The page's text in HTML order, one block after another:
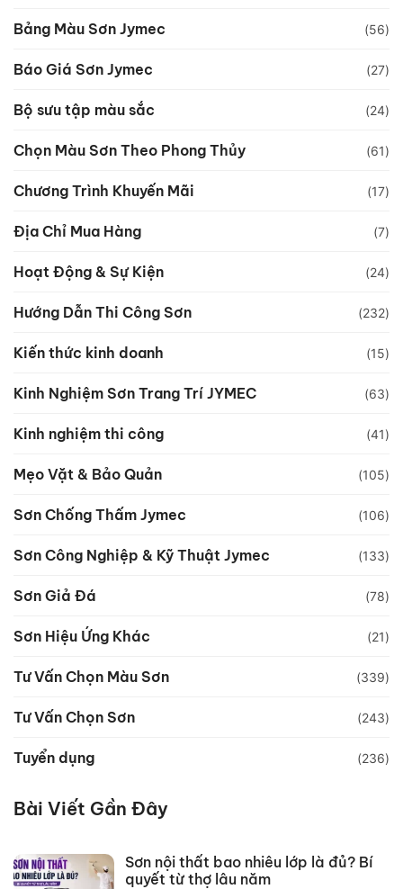
Bảng Màu Sơn Jymec (56)
Báo Giá Sơn Jymec (27)
Bộ sưu tập màu sắc (24)
Chọn Màu Sơn Theo Phong Thủy (61)
Chương Trình Khuyến Mãi (17)
Địa Chỉ Mua Hàng (7)
Hoạt Động & Sự Kiện (24)
Hướng Dẫn Thi Công Sơn (232)
Kiến thức kinh doanh (15)
Kinh Nghiệm Sơn Trang Trí JYMEC (63)
Kinh nghiệm thi công (41)
Mẹo Vặt & Bảo Quản (105)
Sơn Chống Thấm Jymec (106)
Sơn Công Nghiệp & Kỹ Thuật Jymec (133)
Sơn Giả Đá (78)
Sơn Hiệu Ứng Khác (21)
Tư Vấn Chọn Màu Sơn (339)
Tư Vấn Chọn Sơn (243)
Tuyển dụng (236)
Bài Viết Gần Đây
Sơn nội thất bao nhiêu lớp là đủ? Bí
quyết từ thợ lâu năm